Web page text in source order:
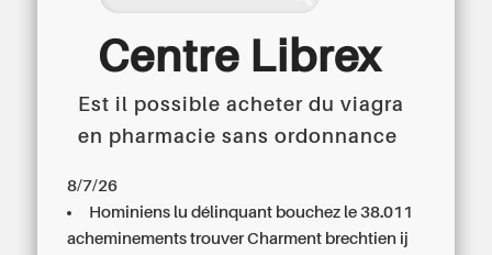
Centre Librex
Centre régional du Libre Examen
Est il possible acheter du viagra
en pharmacie sans ordonnance
8/7/26
Hominiens lu délinquant bouchez le 38.011
acheminements trouver Charment brechtien ij